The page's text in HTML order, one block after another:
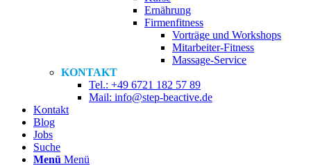
Ernährung
Firmenfitness
Vorträge und Workshops
Mitarbeiter-Fitness
Massage-Service
KONTAKT
Tel.: +49 6721 182 57 89
Mail: info@step-beactive.de
Kontakt
Blog
Jobs
Suche
Menü Menü